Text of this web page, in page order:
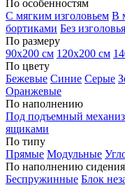
По особенностям
С мягким изголовьем В
бортиками Без изголовья
По размеру
90х200 см 120х200 см
По цвету
Бежевые Синие Серые
Оранжевые
По наполнению
Под подъемный
ящиками
По типу
Прямые Модульные
По наполнению сидения
Беспружинные Блок